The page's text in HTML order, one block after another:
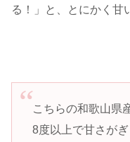
る！」と、とにかく甘
こちらの和歌山県
8度以上で甘さが